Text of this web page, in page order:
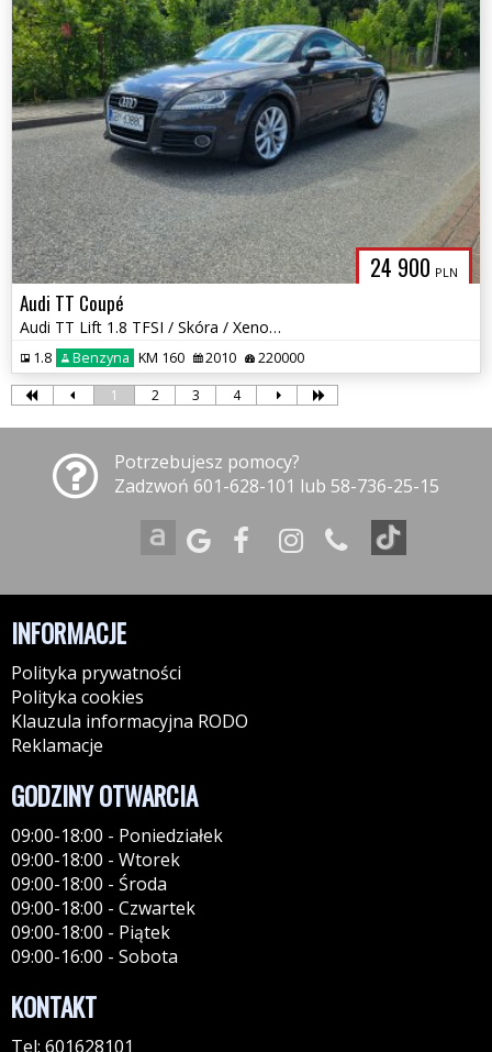
24 900 PLN
Audi TT Coupé
Audi TT Lift 1.8 TFSI / Skóra / Xenony / Okazja
1.8 Benzyna KM 160 2010 220000
1 2 3 4
Potrzebujesz pomocy?
Zadzwoń 601-628-101 lub 58-736-25-15
INFORMACJE
Polityka prywatności
Polityka cookies
Klauzula informacyjna RODO
Reklamacje
GODZINY OTWARCIA
09:00-18:00 - Poniedziałek
09:00-18:00 - Wtorek
09:00-18:00 - Środa
09:00-18:00 - Czwartek
09:00-18:00 - Piątek
09:00-16:00 - Sobota
KONTAKT
Tel: 601628101